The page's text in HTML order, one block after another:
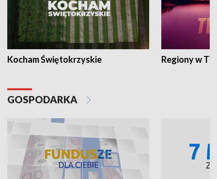
Kocham Świętokrzyskie Regiony w
GOSPODARKA